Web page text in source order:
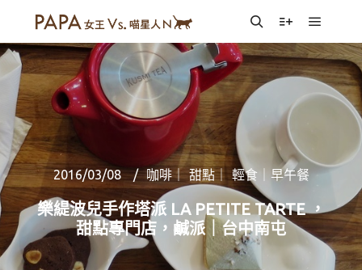
SearchMore info
Main
2016/03/08 咖啡｜ 甜點｜ 輕食｜早午餐
樂緹波兒手作塔派 LA PETITE TARTE ，
甜點專門店，鹹派｜台中南屯